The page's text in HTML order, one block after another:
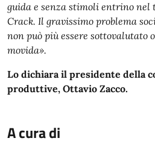
guida e senza stimoli entrino nel
Crack. Il gravissimo problema
non può più essere sottovalutato
movida».
Lo dichiara il presidente della
produttive, Ottavio Zacco.
A cura di